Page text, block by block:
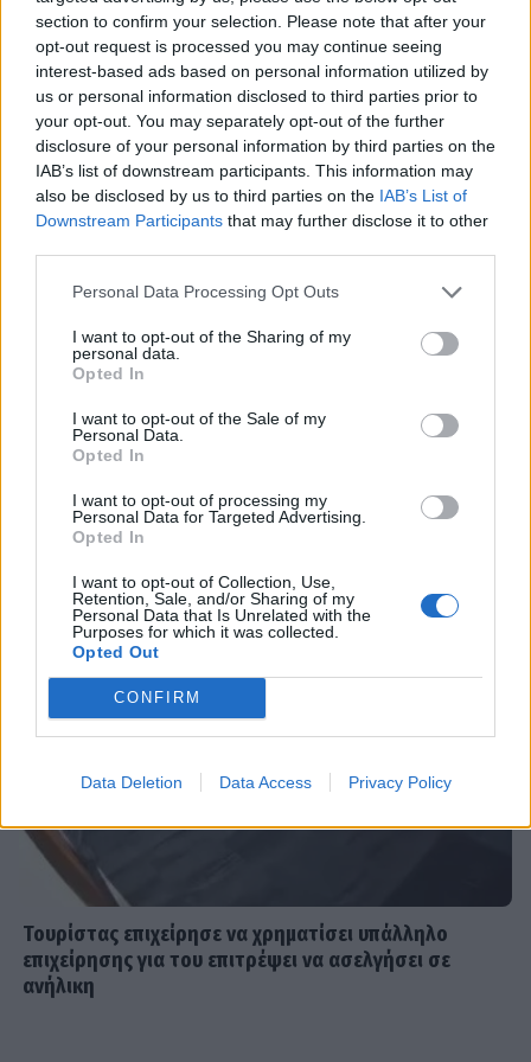
section to confirm your selection. Please note that after your
opt-out request is processed you may continue seeing
interest-based ads based on personal information utilized by
us or personal information disclosed to third parties prior to
your opt-out. You may separately opt-out of the further
disclosure of your personal information by third parties on the
IAB’s list of downstream participants. This information may
also be disclosed by us to third parties on the IAB’s List of
Downstream Participants that may further disclose it to other
Personal Data Processing Opt Outs
I want to opt-out of the Sharing of my
personal data.
Opted In
I want to opt-out of the Sale of my
Personal Data.
Opted In
I want to opt-out of processing my
Personal Data for Targeted Advertising.
Opted In
I want to opt-out of Collection, Use,
Retention, Sale, and/or Sharing of my
Personal Data that Is Unrelated with the
Purposes for which it was collected.
Opted Out
CONFIRM
Data Deletion Data Access Privacy Policy
στο «Πρωινό» στο πλευρό του
Γιώργου Λιάγκα;
SHOWBIZ
Μαρία Ηλιάκη: Η προσωπική νίκη
στις διακοπές και η μάχη με τη
διάσπαση προσοχής μετά την
εγκυμοσύνη
Ο Light ποζάρει μαζί με τη σύζυγο
και τον 10 μηνών γιο τους στις
πρώτες καλοκαιρινές διακοπές τους.
Ακύρωσε live εμφάνιση η Ανδρομάχη
λόγω φαρυγγίτιδας - Ζήτησε
SHOWBIZ
Δανάη Μπάρκα: Η αποστομωτική
απάντηση με χιούμορ για το σχόλιο
περί πλαστικής στο Instagram
SHOWBIZ
Γιάννης Βαρδής: «Η αγάπη μας είναι
αδιαπραγμάτευτη και μεγαλώνει
κάθε χρόνο. Χρόνια πολλά μπαμπά.».
DPG NETWORK
Τουρίστας επιχείρησε να χρηματίσει υπάλληλο
επιχείρησης για του επιτρέψει να ασελγήσει σε
ανήλικη